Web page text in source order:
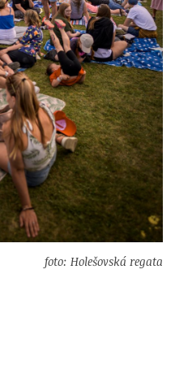
foto: Holešovská regata